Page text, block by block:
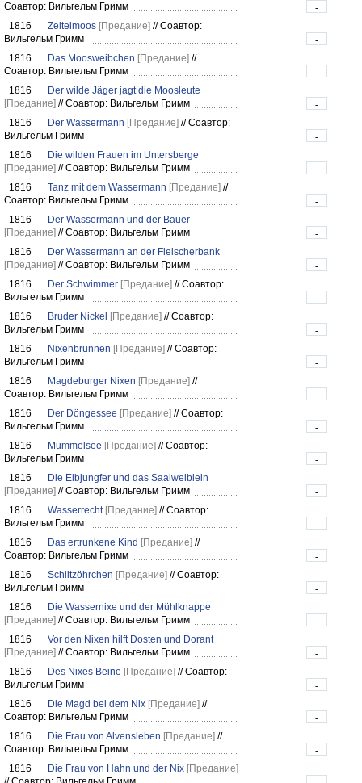
Соавтор: Вильгельм Гримм
-
1816
Zeitelmoos [Предание] //Соавтор:
Вильгельм Гримм
-
1816
Das Moosweibchen [Предание] //
Соавтор: Вильгельм Гримм
-
1816
Der wilde Jäger jagt die Moosleute
[Предание] //Соавтор: Вильгельм Гримм
-
1816
Der Wassermann [Предание] //Соавтор:
Вильгельм Гримм
-
1816
Die wilden Frauen im Untersberge
[Предание] //Соавтор: Вильгельм Гримм
-
1816
Tanz mit dem Wassermann [Предание] //
Соавтор: Вильгельм Гримм
-
1816
Der Wassermann und der Bauer
[Предание] //Соавтор: Вильгельм Гримм
-
1816
Der Wassermann an der Fleischerbank
[Предание] //Соавтор: Вильгельм Гримм
-
1816
Der Schwimmer [Предание] //Соавтор:
Вильгельм Гримм
-
1816
Bruder Nickel [Предание] //Соавтор:
Вильгельм Гримм
-
1816
Nixenbrunnen [Предание] //Соавтор:
Вильгельм Гримм
-
1816
Magdeburger Nixen [Предание] //
Соавтор: Вильгельм Гримм
-
1816
Der Döngessee [Предание] //Соавтор:
Вильгельм Гримм
-
1816
Mummelsee [Предание] //Соавтор:
Вильгельм Гримм
-
1816
Die Elbjungfer und das Saalweiblein
[Предание] //Соавтор: Вильгельм Гримм
-
1816
Wasserrecht [Предание] //Соавтор:
Вильгельм Гримм
-
1816
Das ertrunkene Kind [Предание] //
Соавтор: Вильгельм Гримм
-
1816
Schlitzöhrchen [Предание] //Соавтор:
Вильгельм Гримм
-
1816
Die Wassernixe und der Mühlknappe
[Предание] //Соавтор: Вильгельм Гримм
-
1816
Vor den Nixen hilft Dosten und Dorant
[Предание] //Соавтор: Вильгельм Гримм
-
1816
Des Nixes Beine [Предание] //Соавтор:
Вильгельм Гримм
-
1816
Die Magd bei dem Nix [Предание] //
Соавтор: Вильгельм Гримм
-
1816
Die Frau von Alvensleben [Предание] //
Соавтор: Вильгельм Гримм
-
1816
Die Frau von Hahn und der Nix [Предание]